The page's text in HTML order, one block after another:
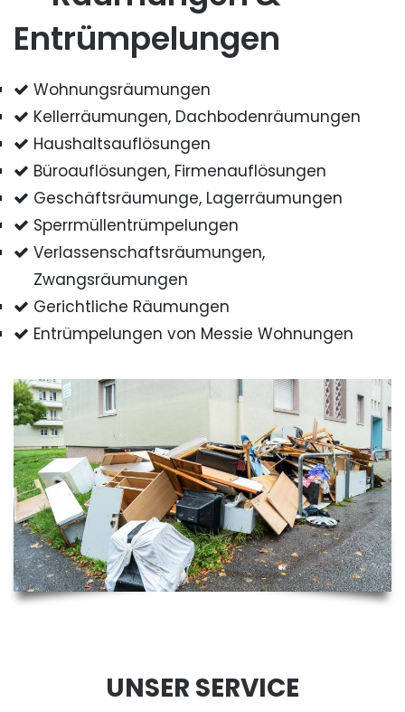
Entrümpelungen
Wohnungsräumungen
Kellerräumungen, Dachbodenräumungen
Haushaltsauflösungen
Büroauflösungen, Firmenauflösungen
Geschäftsräumunge, Lagerräumungen
Sperrmüllentrümpelungen
Verlassenschaftsräumungen,
Zwangsräumungen
Gerichtliche Räumungen
Entrümpelungen von Messie Wohnungen
UNSER SERVICE